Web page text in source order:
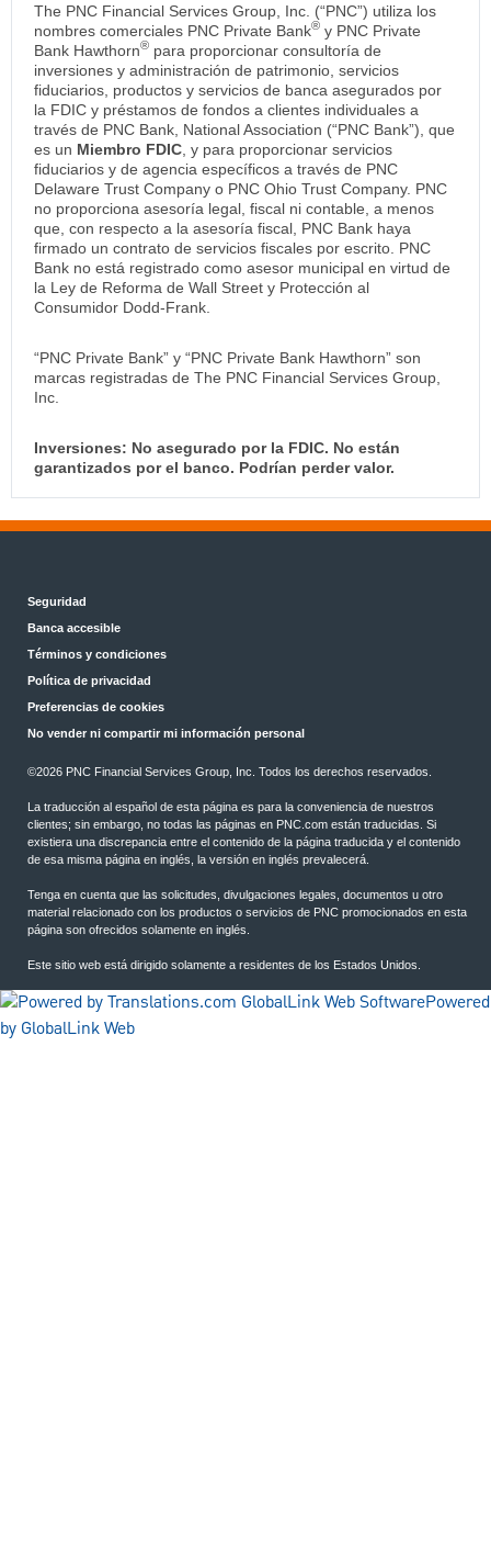
The PNC Financial Services Group, Inc. (“PNC”) utiliza los
nombres comerciales PNC Private Bank® y PNC Private
Bank Hawthorn® para proporcionar consultoría de
inversiones y administración de patrimonio, servicios
fiduciarios, productos y servicios de banca asegurados por
la FDIC y préstamos de fondos a clientes individuales a
través de PNC Bank, National Association (“PNC Bank”), que
es un Miembro FDIC , y para proporcionar servicios
fiduciarios y de agencia específicos a través de PNC
Delaware Trust Company o PNC Ohio Trust Company. PNC
no proporciona asesoría legal, fiscal ni contable, a menos
que, con respecto a la asesoría fiscal, PNC Bank haya
firmado un contrato de servicios fiscales por escrito. PNC
Bank no está registrado como asesor municipal en virtud de
la Ley de Reforma de Wall Street y Protección al
Consumidor Dodd-Frank.
“PNC Private Bank” y “PNC Private Bank Hawthorn” son
marcas registradas de The PNC Financial Services Group,
Inc.
Inversiones: No asegurado por la FDIC. No están
garantizados por el banco. Podrían perder valor.
Seguridad
Banca accesible
Términos y condiciones
Política de privacidad
Preferencias de cookies
No vender ni compartir mi información personal
©2026 PNC Financial Services Group, Inc. Todos los derechos reservados.
La traducción al español de esta página es para la conveniencia de nuestros
clientes; sin embargo, no todas las páginas en PNC.com están traducidas. Si
existiera una discrepancia entre el contenido de la página traducida y el contenido
de esa misma página en inglés, la versión en inglés prevalecerá.
Tenga en cuenta que las solicitudes, divulgaciones legales, documentos u otro
material relacionado con los productos o servicios de PNC promocionados en esta
página son ofrecidos solamente en inglés.
Este sitio web está dirigido solamente a residentes de los Estados Unidos.
Powered
by GlobalLink Web